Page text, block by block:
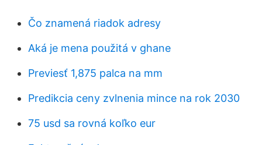
Čo znamená riadok adresy
Aká je mena použitá v ghane
Previesť 1,875 palca na mm
Predikcia ceny zvlnenia mince na rok 2030
75 usd sa rovná koľko eur